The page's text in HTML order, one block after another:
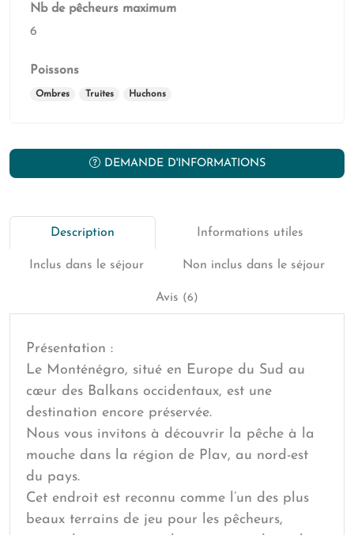
Nb de pêcheurs maximum
6
Poissons
Ombres Truites Huchons
DEMANDE D'INFORMATIONS
Description Informations utiles
Inclus dans le séjour Non inclus dans le séjour
Avis (6)
Présentation :
Le Monténégro, situé en Europe du Sud au
cœur des Balkans occidentaux, est une
destination encore préservée.
Nous vous invitons à découvrir la pêche à la
mouche dans la région de Plav, au nord-est
du pays.
Cet endroit est reconnu comme l’un des plus
beaux terrains de jeu pour les pêcheurs,